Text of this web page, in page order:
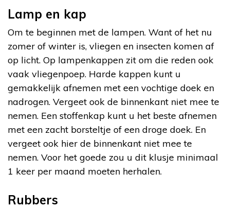
Lamp en kap
Om te beginnen met de lampen. Want of het nu
zomer of winter is, vliegen en insecten komen af
op licht. Op lampenkappen zit om die reden ook
vaak vliegenpoep. Harde kappen kunt u
gemakkelijk afnemen met een vochtige doek en
nadrogen. Vergeet ook de binnenkant niet mee te
nemen. Een stoffenkap kunt u het beste afnemen
met een zacht borsteltje of een droge doek. En
vergeet ook hier de binnenkant niet mee te
nemen. Voor het goede zou u dit klusje minimaal
1 keer per maand moeten herhalen.
Rubbers